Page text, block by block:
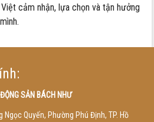
cảm nhận, lựa chọn và tận hưởng
SẢN BÁCH NHƯ
Quyến, Phường Phú Định, TP. Hồ